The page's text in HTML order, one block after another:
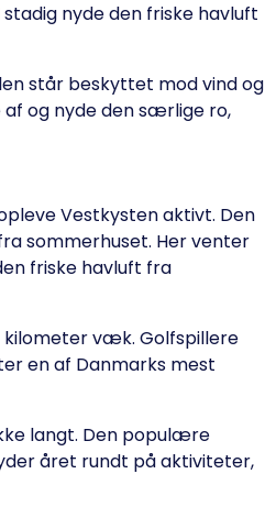
nyde den friske havluft
står beskyttet mod vind og
og nyde den særlige ro,
Vestkysten aktivt. Den
sommerhuset. Her venter
friske havluft fra
kilometer væk. Golfspillere
en af Danmarks mest
langt. Den populære
året rundt på aktiviteter,